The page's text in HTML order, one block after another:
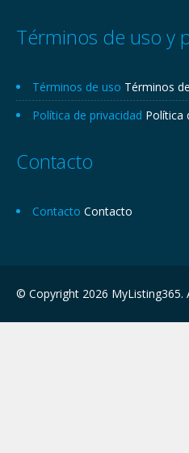
Términos de uso y
Términos de uso Términos
Política de privacidad Política
Contacto
Contacto Contacto
© Copyright 2026 MyListing365.